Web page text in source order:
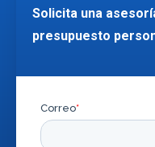
Solicita una
presupuesto